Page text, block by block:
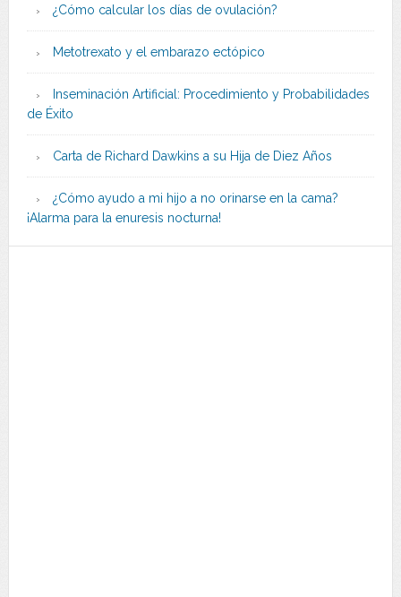
¿Cómo calcular los días de ovulación?
Metotrexato y el embarazo ectópico
Inseminación Artificial: Procedimiento y Probabilidades
de Éxito
Carta de Richard Dawkins a su Hija de Diez Años
¿Cómo ayudo a mi hijo a no orinarse en la cama?
¡Alarma para la enuresis nocturna!